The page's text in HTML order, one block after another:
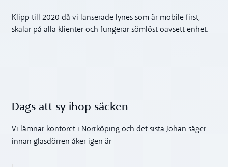
Klipp till 2020 då vi lanserade lynes som är mobile first,
skalar på alla klienter och fungerar sömlöst oavsett enhet.
Dags att sy ihop säcken
Vi lämnar kontoret i Norrköping och det sista Johan säger
innan glasdörren åker igen är